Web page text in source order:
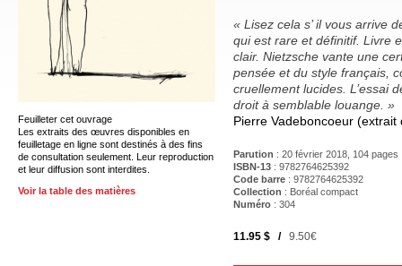
Feuilleter cet ouvrage
Les extraits des œuvres disponibles en
feuilletage en ligne sont destinés à des fins
de consultation seulement. Leur reproduction
et leur diffusion sont interdites.
Voir la table des matières
« Lisez cela s’ il vous arrive
qui est rare et définitif. Livre
clair. Nietzsche vante une
pensée et du style français,
cruellement lucides. L’essai
droit à semblable louange. »
Pierre Vadeboncoeur (extrait
Parution : 20 février 2018, 104 pages
ISBN-13 : 9782764625392
Code barre : 9782764625392
Collection : Boréal compact
Numéro : 304
11.95 $ /9.50€